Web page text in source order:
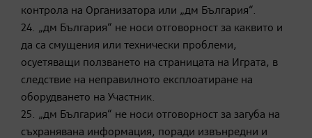
контрола на Организатора или „дм България“.
24. „дм България“ не носи отговорност за каквито и
да са смущения или технически проблеми,
осуетяващи ползването на страницата на Играта, в
следствие на неправилното експлоатиране на
оборудването на Участник.
25. „дм България“ не носи отговорност за загуба на
съхранявана информация, поради извънредни и